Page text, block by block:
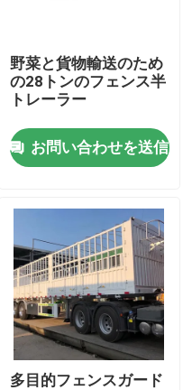
ック
野菜と貨物輸送のため
の28トンのフェンス半
トレーラー
お問い合わせを送信
多目的フェンスガード